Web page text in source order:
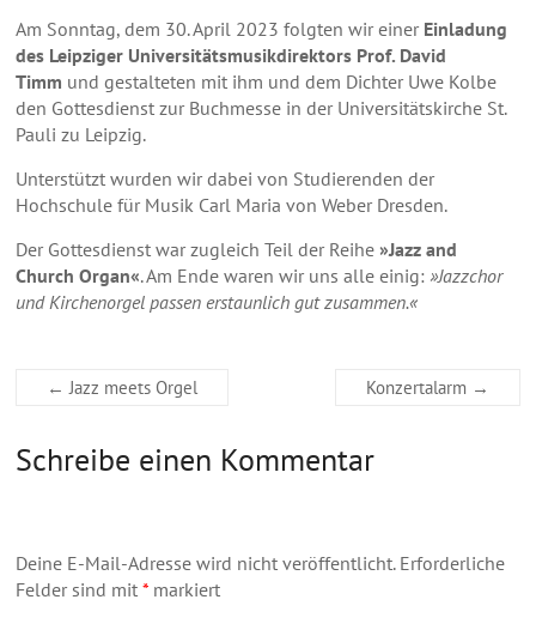
Am Sonntag, dem 30. April 2023 folgten wir einer Einladung
des Leipziger Universitätsmusikdirektors Prof. David
Timm und gestalteten mit ihm und dem Dichter Uwe Kolbe
den Gottesdienst zur Buchmesse in der Universitätskirche St.
Pauli zu Leipzig.
Unterstützt wurden wir dabei von Studierenden der
Hochschule für Musik Carl Maria von Weber Dresden.
Der Gottesdienst war zugleich Teil der Reihe »Jazz and
Church Organ«. Am Ende waren wir uns alle einig: »Jazzchor
und Kirchenorgel passen erstaunlich gut zusammen.«
← Jazz meets Orgel Konzertalarm →
Schreibe einen Kommentar
Deine E-Mail-Adresse wird nicht veröffentlicht. Erforderliche
Felder sind mit* markiert